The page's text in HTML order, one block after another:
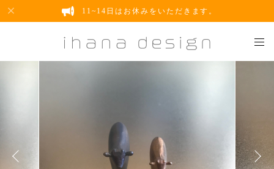
11~14日はお休みをいただきます。